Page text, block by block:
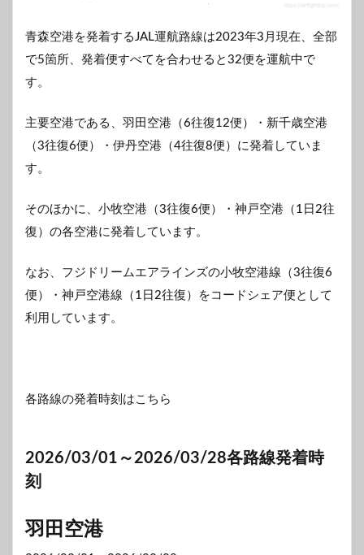
青森空港を発着するJAL運航路線は2023年3月現在、全部
で5箇所、発着便すべてを合わせると32便を運航中で
す。
主要空港である、羽田空港（6往復12便）・新千歳空港
（3往復6便）・伊丹空港（4往復8便）に発着していま
す。
そのほかに、小牧空港（3往復6便）・神戸空港（1日2往
復）の各空港に発着しています。
なお、フジドリームエアラインズの小牧空港線（3往復6
便）・神戸空港線（1日2往復）をコードシェア便として
利用しています。
各路線の発着時刻はこちら
2026/03/01～2026/03/28各路線発着時
刻
羽田空港